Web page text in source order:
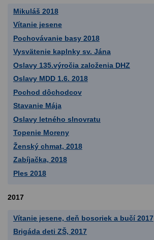
Mikuláš 2018
Vítanie jesene
Pochovávanie basy 2018
Vysvätenie kaplnky sv. Jána
Oslavy 135.výročia založenia DHZ
Oslavy MDD 1.6. 2018
Pochod dôchodcov
Stavanie Mája
Oslavy letného slnovratu
Topenie Moreny
Ženský chmat, 2018
Zabíjačka, 2018
Ples 2018
2017
Vítanie jesene, deň bosoriek a bučí 2017
Brigáda deti ZŠ, 2017